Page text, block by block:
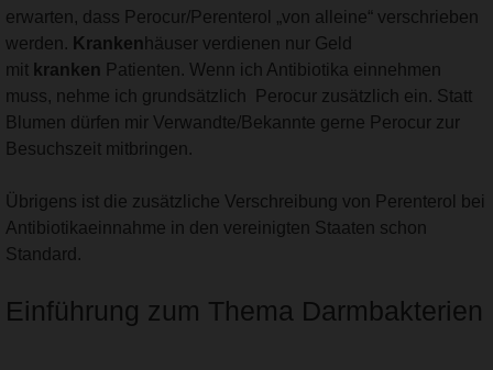
erwarten, dass Perocur/Perenterol „von alleine“ verschrieben
werden. Kranken häuser verdienen nur Geld
mit kranken Patienten. Wenn ich Antibiotika einnehmen
muss, nehme ich grundsätzlich Perocur zusätzlich ein. Statt
Blumen dürfen mir Verwandte/Bekannte gerne Perocur zur
Besuchszeit mitbringen.
Übrigens ist die zusätzliche Verschreibung von Perenterol bei
Antibiotikaeinnahme in den vereinigten Staaten schon
Standard.
Einführung zum Thema Darmbakterien